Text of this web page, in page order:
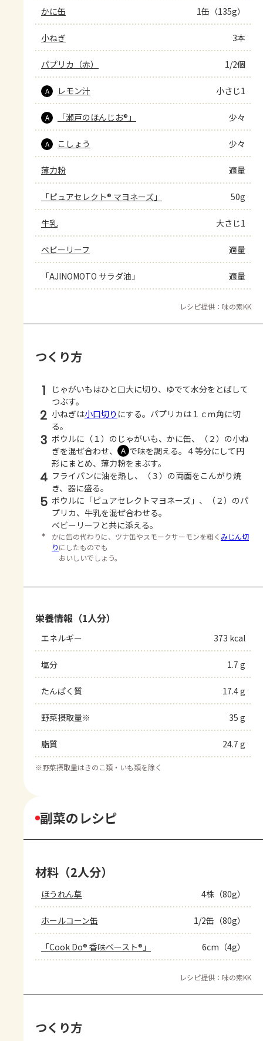
かに缶 1缶（135g）
小ねぎ 3本
パプリカ（赤） 1/2個
A レモン汁 小さじ1
A 「瀬戸のほんじお®」 少々
A こしょう 少々
薄力粉 適量
「ピュアセレクト® マヨネーズ」 50g
牛乳 大さじ1
ベビーリーフ 適量
「AJINOMOTO サラダ油」 適量
レシピ提供：味の素KK
つくり方
1
じゃがいもはひと口大に切り、ゆでて水分をとばして
つぶす。
2 小ねぎは小口切り にする。パプリカは１ｃｍ角に切
る。
3 ボウルに（１）のじゃがいも、かに缶、（２）の小ね
ぎを混ぜ合わせ、
Ａ で味を調える。４等分にして円
形にまとめ、薄力粉をまぶす。
4 フライパンに油を熱し、（３）の両面をこんがり焼
き、器に盛る。
5 ボウルに「ピュアセレクトマヨネーズ」、（２）のパ
プリカ、牛乳を混ぜ合わせる。
ベビーリーフと共に添える。
＊ かに缶の代わりに、ツナ缶やスモークサーモンを粗く みじん切
りにしたものでも
おいしいでしょう。
栄養情報（1人分）
エネルギー 373 kcal
塩分 1.7 g
たんぱく質 17.4 g
野菜摂取量※ 35 g
脂質 24.7 g
※野菜摂取量はきのこ類・いも類を除く
副菜のレシピ
材料（2人分）
ほうれん草 4株（80g）
ホールコーン缶 1/2缶（80g）
「Cook Do® 香味ペースト®」 6cm（4g）
レシピ提供：味の素KK
つくり方